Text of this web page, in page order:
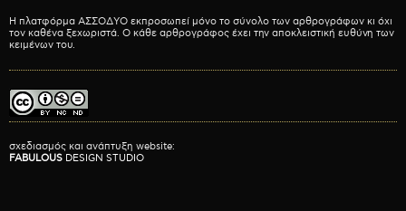
Η πλατφόρμα ΑΣΣΟΔΥΟ εκπροσωπεί μόνο το σύνολο των αρθρογράφων κι όχι
τον καθένα ξεχωριστά. Ο κάθε αρθρογράφος έχει την αποκλειστική ευθύνη των
κειμένων του.
σχεδιασμός και ανάπτυξη website:
FABULOUS DESIGN STUDIO